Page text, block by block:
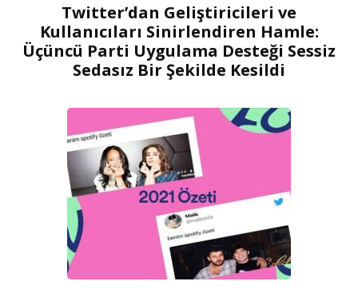
Twitter’dan Geliştiricileri ve
Kullanıcıları Sinirlendiren Hamle:
Üçüncü Parti Uygulama Desteği Sessiz
Sedasız Bir Şekilde Kesildi